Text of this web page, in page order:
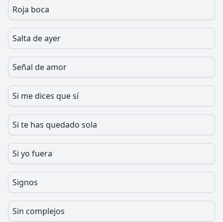
Roja boca
Salta de ayer
Señal de amor
Si me dices que sí
Si te has quedado sola
Si yo fuera
Signos
Sin complejos